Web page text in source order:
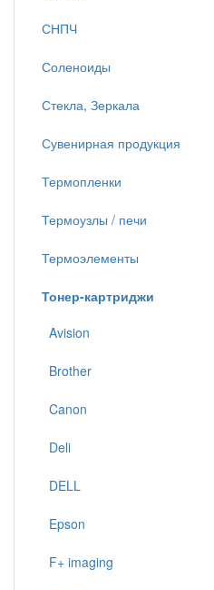
СНПЧ
Соленоиды
Стекла, Зеркала
Сувенирная продукция
Термопленки
Термоузлы / печи
Термоэлементы
Тонер-картриджи
Avision
Brother
Canon
Deli
DELL
Epson
F+ imaging